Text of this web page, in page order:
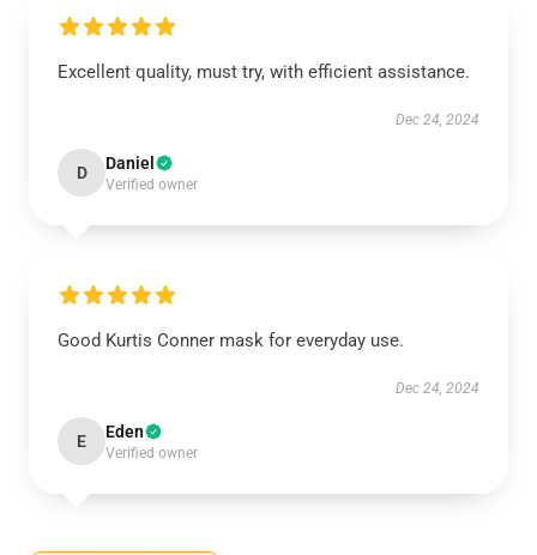
Excellent quality, must try, with efficient assistance.
Dec 24, 2024
D Daniel
Verified owner
Good Kurtis Conner mask for everyday use.
Dec 24, 2024
E Eden
Verified owner